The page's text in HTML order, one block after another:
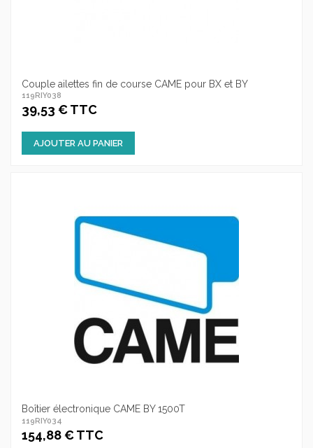
Couple ailettes fin de course CAME pour BX et BY
119RIY038
39,53 € TTC
AJOUTER AU PANIER
Boîtier électronique CAME BY 1500T
119RIY034
154,88 € TTC